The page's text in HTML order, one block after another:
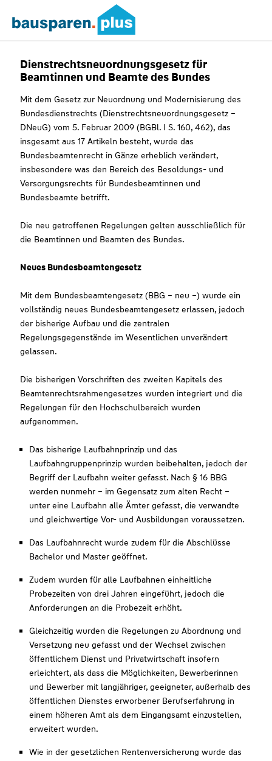
Dienstrechtsneuordnungsgesetz für
Beamtinnen und Beamte des Bundes
Mit dem Gesetz zur Neuordnung und Modernisierung des
Bundesdienstrechts (Dienstrechtsneuordnungsgesetz –
DNeuG) vom 5. Februar 2009 (BGBl. I S. 160, 462), das
insgesamt aus 17 Artikeln besteht, wurde das
Bundesbeamtenrecht in Gänze erheblich verändert,
insbesondere was den Bereich des Besoldungs- und
Versorgungsrechts für Bundesbeamtinnen und
Bundesbeamte betrifft.
Die neu getroffenen Regelungen gelten ausschließlich für
die Beamtinnen und Beamten des Bundes.
Neues Bundesbeamtengesetz
Mit dem Bundesbeamtengesetz (BBG – neu –) wurde ein
vollständig neues Bundesbeamtengesetz erlassen, jedoch
der bisherige Aufbau und die zentralen
Regelungsgegenstände im Wesentlichen unverändert
gelassen.
Die bisherigen Vorschriften des zweiten Kapitels des
Beamtenrechtsrahmengesetzes wurden integriert und die
Regelungen für den Hochschulbereich wurden
aufgenommen.
Das bisherige Laufbahnprinzip und das
Laufbahngruppenprinzip wurden beibehalten, jedoch der
Begriff der Laufbahn weiter gefasst. Nach § 16 BBG
werden nunmehr – im Gegensatz zum alten Recht –
unter eine Laufbahn alle Ämter gefasst, die verwandte
und gleichwertige Vor- und Ausbildungen voraussetzen.
Das Laufbahnrecht wurde zudem für die Abschlüsse
Bachelor und Master geöffnet.
Zudem wurden für alle Laufbahnen einheitliche
Probezeiten von drei Jahren eingeführt, jedoch die
Anforderungen an die Probezeit erhöht.
Gleichzeitig wurden die Regelungen zu Abordnung und
Versetzung neu gefasst und der Wechsel zwischen
öffentlichem Dienst und Privatwirtschaft insofern
erleichtert, als dass die Möglichkeiten, Bewerberinnen
und Bewerber mit langjähriger, geeigneter, außerhalb des
öffentlichen Dienstes erworbener Berufserfahrung in
einem höheren Amt als dem Eingangsamt einzustellen,
erweitert wurden.
Wie in der gesetzlichen Rentenversicherung wurde das